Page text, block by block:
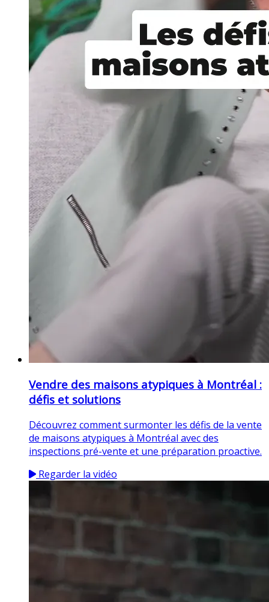
Vendre des maisons atypiques à Montréal :
défis et solutions
Découvrez comment surmonter les défis de la vente
de maisons atypiques à Montréal avec des
inspections pré-vente et une préparation proactive.
Regarder la vidéo